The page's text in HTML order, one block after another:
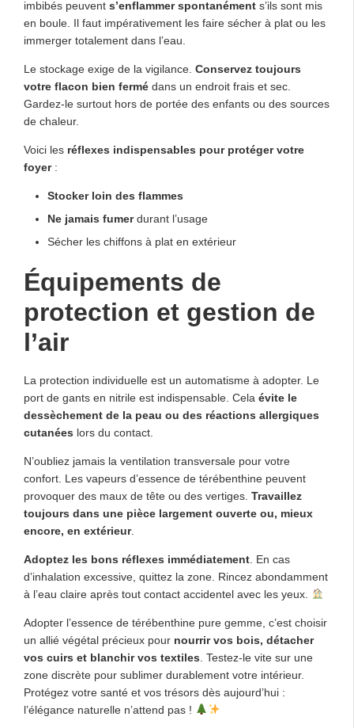
imbibés peuvent s’enflammer spontanément s’ils sont mis
en boule. Il faut impérativement les faire sécher à plat ou les
immerger totalement dans l’eau.
Le stockage exige de la vigilance. Conservez toujours
votre flacon bien fermé dans un endroit frais et sec.
Gardez-le surtout hors de portée des enfants ou des sources
de chaleur.
Voici les réflexes indispensables pour protéger votre
foyer:
Stocker loin des flammes
Ne jamais fumerdurant l’usage
Sécher les chiffons à plat en extérieur
Équipements de
protection et gestion de
l’air
La protection individuelle est un automatisme à adopter. Le
port de gants en nitrile est indispensable. Cela évite le
dessèchement de la peau ou des réactions allergiques
cutanées lors du contact.
N’oubliez jamais la ventilation transversale pour votre
confort. Les vapeurs d’essence de térébenthine peuvent
provoquer des maux de tête ou des vertiges. Travaillez
toujours dans une pièce largement ouverte ou, mieux
encore, en extérieur.
Adoptez les bons réflexes immédiatement . En cas
d’inhalation excessive, quittez la zone. Rincez abondamment
à l’eau claire après tout contact accidentel avec les yeux.
Adopter l’essence de térébenthine pure gemme, c’est choisir
un allié végétal précieux pour nourrir vos bois, détacher
vos cuirs et blanchir vos textiles . Testez-le vite sur une
zone discrète pour sublimer durablement votre intérieur.
Protégez votre santé et vos trésors dès aujourd’hui :
l’élégance naturelle n’attend pas !